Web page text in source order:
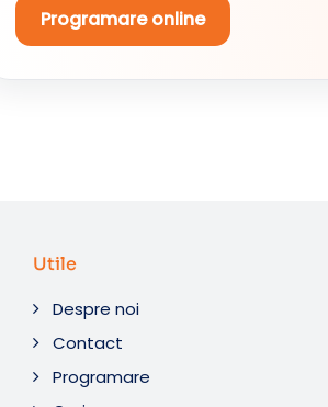
Programare online
Utile
Despre noi
Contact
Programare